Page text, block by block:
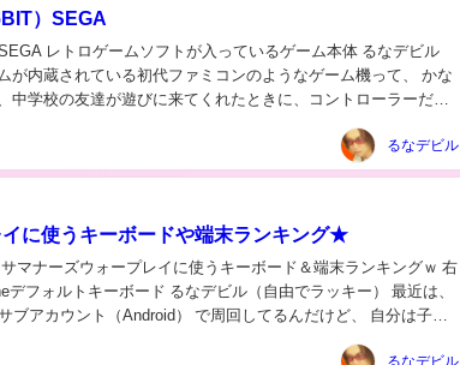
）SEGA
るなデビル
が内蔵されている初代ファミコンのようなゲーム機って、 かな
中学校の友達が遊びに来てくれたときに、コントローラーだけ
るなデビル
に使うキーボードや端末ランキング★
ナーズウォープレイに使うキーボード＆端末ランキングｗ 右
なデビル（自由でラッキー） 最近は、
ブアカウント（Android） で周回してるんだけど、 自分は子供
るなデビル